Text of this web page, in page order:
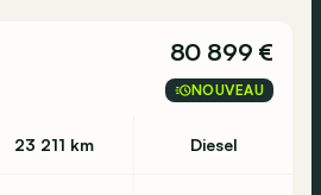
80 899 €
NOUVEAU
23 211 km Diesel